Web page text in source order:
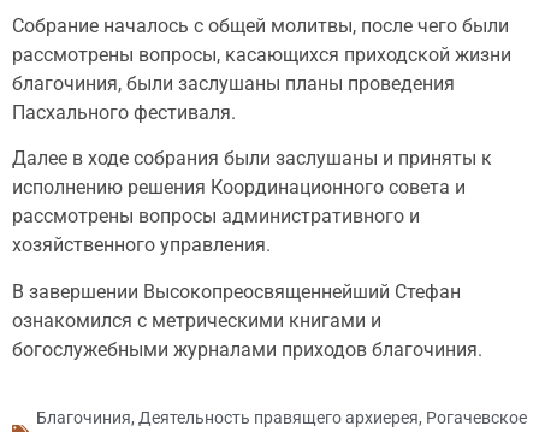
Собрание началось с общей молитвы, после чего были
рассмотрены вопросы, касающихся приходской жизни
благочиния, были заслушаны планы проведения
Пасхального фестиваля.
Далее в ходе собрания были заслушаны и приняты к
исполнению решения Координационного совета и
рассмотрены вопросы административного и
хозяйственного управления.
В завершении Высокопреосвященнейший Стефан
ознакомился с метрическими книгами и
богослужебными журналами приходов благочиния.
Благочиния, Деятельность правящего архиерея, Рогачевское